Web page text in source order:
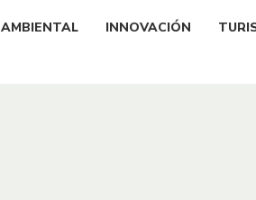
INNOVACIÓN